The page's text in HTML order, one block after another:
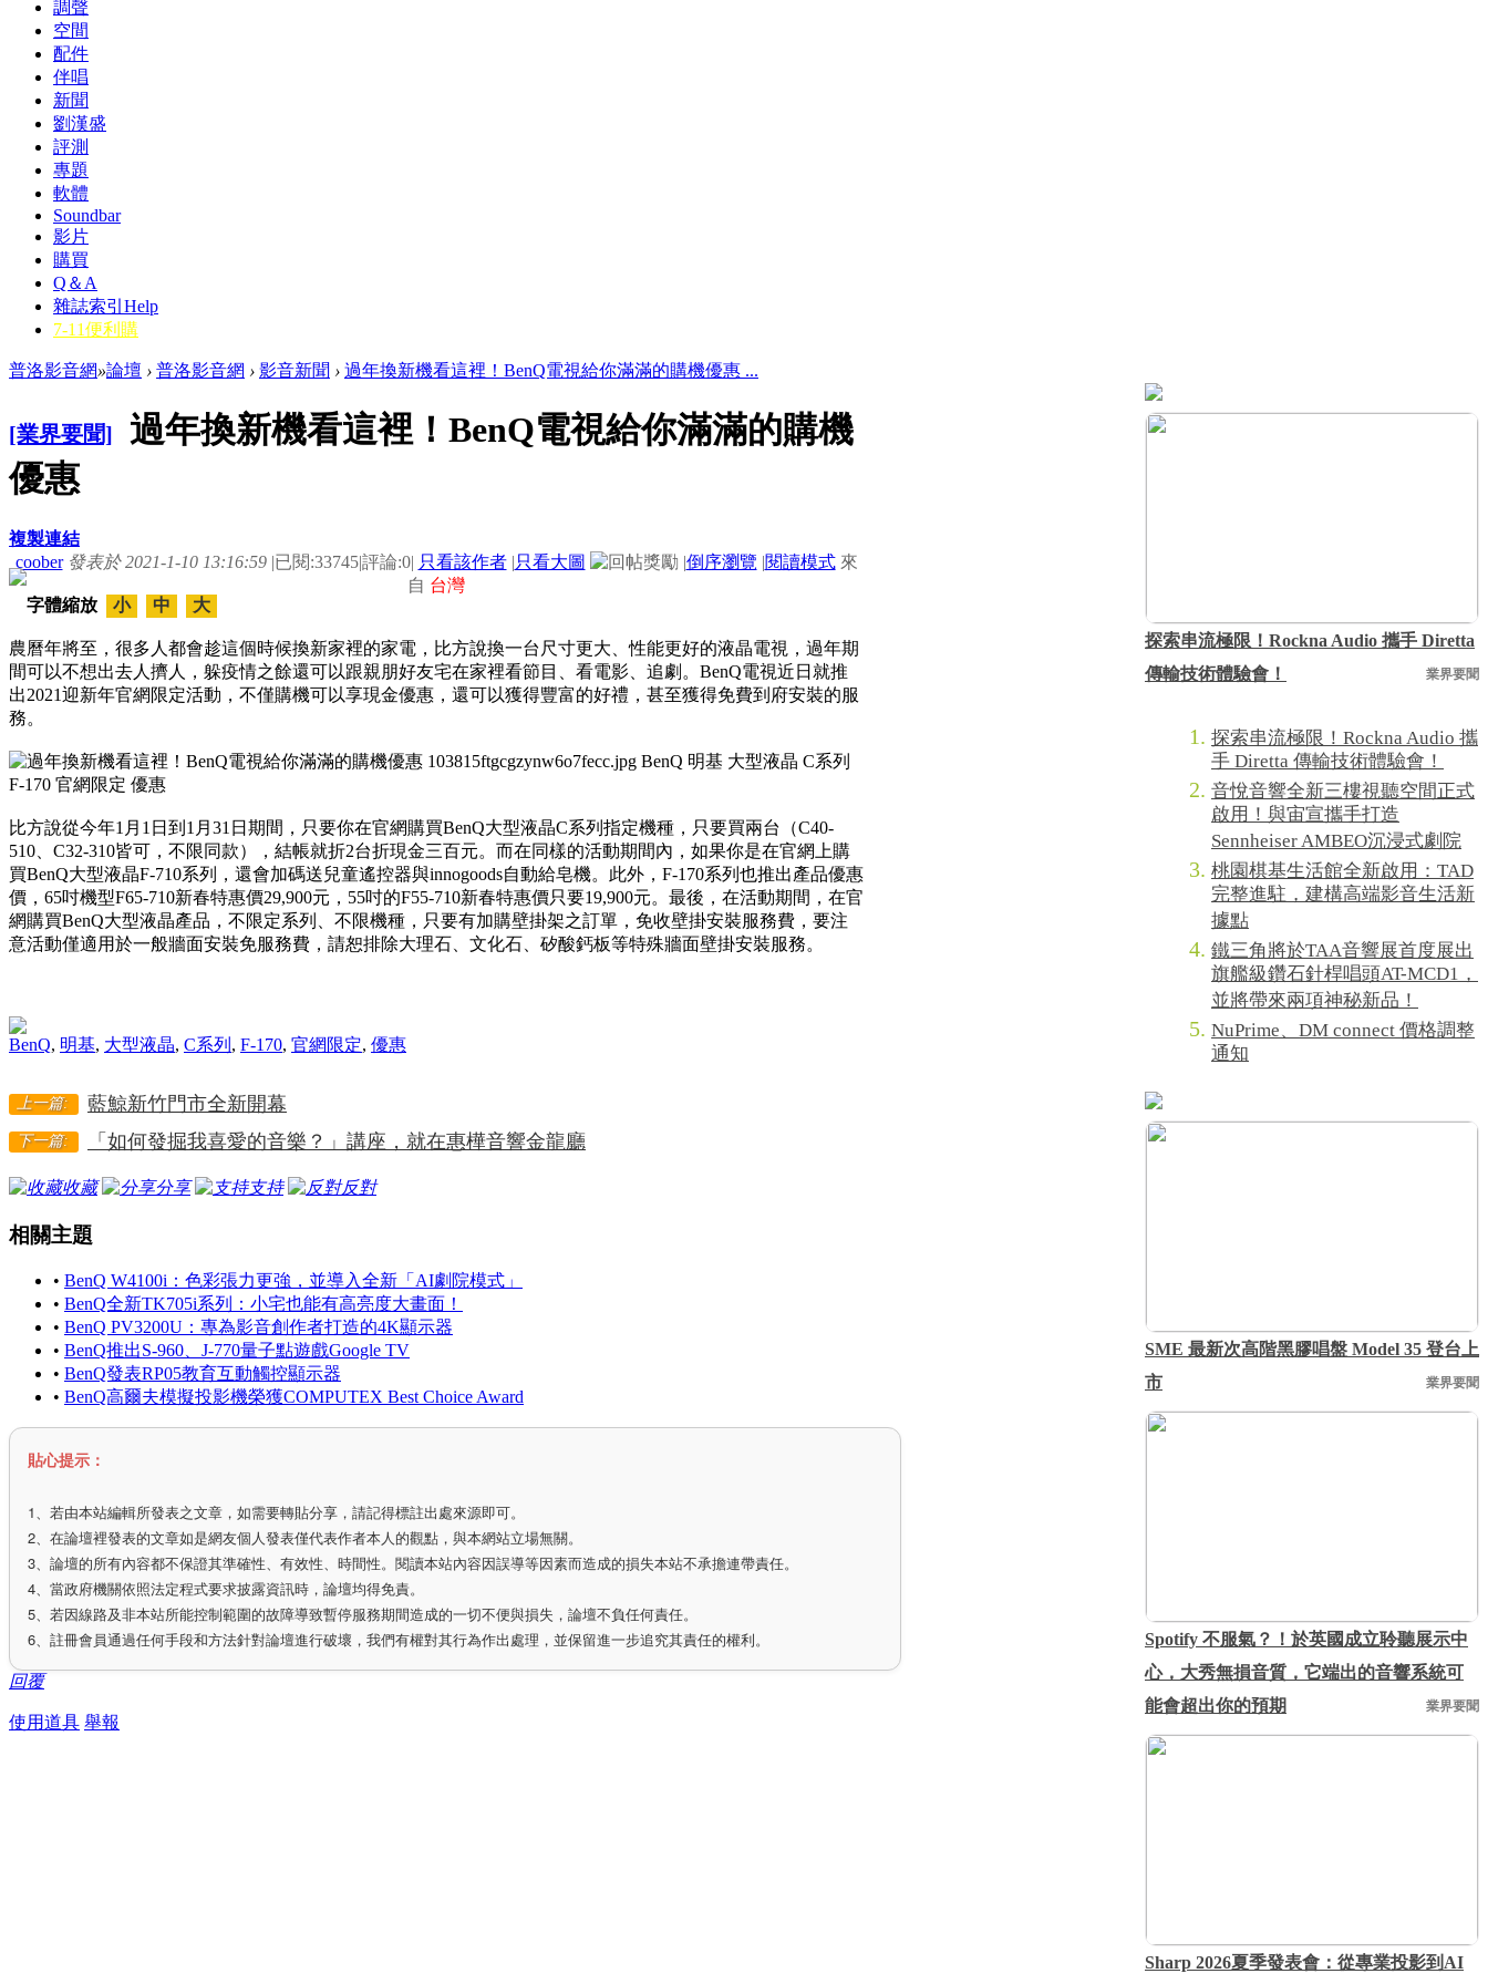
調聲
空間
配件
伴唱
新聞
劉漢盛
評測
專題
軟體
Soundbar
影片
購買
Q＆A
雜誌索引 Help
7-11便利購
普洛影音網»論壇 › 普洛影音網 › 影音新聞 › 過年換新機看這裡！BenQ電視給你滿滿的購機優惠 ...
[業界要聞]
過年換新機看這裡！BenQ電視給你滿滿的購機
優惠
複製連結
coober 發表於 2021-1-10 13:16:59 |已閱:33745|評論:0| 只看該作者 |只看大圖 |倒序瀏覽 |閱讀模式來
自 台灣
字體縮放
小 中 大
農曆年將至，很多人都會趁這個時候換新家裡的家電，比方說換一台尺寸更大、性能更好的液晶電視，過年期
間可以不想出去人擠人，躲疫情之餘還可以跟親朋好友宅在家裡看節目、看電影、追劇。BenQ電視近日就推
出2021迎新年官網限定活動，不僅購機可以享現金優惠，還可以獲得豐富的好禮，甚至獲得免費到府安裝的服
務。
比方說從今年1月1日到1月31日期間，只要你在官網購買BenQ大型液晶C系列指定機種，只要買兩台（C40-
510、C32-310皆可，不限同款），結帳就折2台折現金三百元。而在同樣的活動期間內，如果你是在官網上購
買BenQ大型液晶F-710系列，還會加碼送兒童遙控器與innogoods自動給皂機。此外，F-170系列也推出產品優惠
價，65吋機型F65-710新春特惠價29,900元，55吋的F55-710新春特惠價只要19,900元。最後，在活動期間，在官
網購買BenQ大型液晶產品，不限定系列、不限機種，只要有加購壁掛架之訂單，免收壁掛安裝服務費，要注
意活動僅適用於一般牆面安裝免服務費，請恕排除大理石、文化石、矽酸鈣板等特殊牆面壁掛安裝服務。
BenQ, 明基, 大型液晶, C系列 , F-170, 官網限定, 優惠
上一篇: 藍鯨新竹門市全新開幕
下一篇: 「如何發掘我喜愛的音樂？」講座，就在惠樺音響金龍廳
收藏 分享 支持 反對
相關主題
• BenQ W4100i：色彩張力更強，並導入全新「AI劇院模式」
• BenQ全新TK705i系列：小宅也能有高亮度大畫面！
• BenQ PV3200U：專為影音創作者打造的4K顯示器
• BenQ推出S-960、J-770量子點遊戲Google TV
• BenQ發表RP05教育互動觸控顯示器
• BenQ高爾夫模擬投影機榮獲COMPUTEX Best Choice Award
貼心提示：
1、若由本站編輯所發表之文章，如需要轉貼分享，請記得標註出處來源即可。
2、在論壇裡發表的文章如是網友個人發表僅代表作者本人的觀點，與本網站立場無關。
3、論壇的所有內容都不保證其準確性、有效性、時間性。閱讀本站內容因誤導等因素而造成的損失本站不承擔連帶責任。
4、當政府機關依照法定程式要求披露資訊時，論壇均得免責。
5、若因線路及非本站所能控制範圍的故障導致暫停服務期間造成的一切不便與損失，論壇不負任何責任。
6、註冊會員通過任何手段和方法針對論壇進行破壞，我們有權對其行為作出處理，並保留進一步追究其責任的權利。
回覆
使用道具 舉報
探索串流極限！Rockna Audio 攜手 Diretta
傳輸技術體驗會！
業界要聞
探索串流極限！Rockna Audio 攜
手 Diretta 傳輸技術體驗會！
音悅音響全新三樓視聽空間正式
啟用！與宙宣攜手打造
Sennheiser AMBEO沉浸式劇院
桃園棋基生活館全新啟用：TAD
完整進駐，建構高端影音生活新
據點
鐵三角將於TAA音響展首度展出
旗艦級鑽石針桿唱頭AT-MCD1，
並將帶來兩項神秘新品！
NuPrime、DM connect 價格調整
通知
SME 最新次高階黑膠唱盤 Model 35 登台上
市
業界要聞
Spotify 不服氣？！於英國成立聆聽展示中
心，大秀無損音質，它端出的音響系統可
能會超出你的預期
業界要聞
Sharp 2026夏季發表會：從專業投影到AI